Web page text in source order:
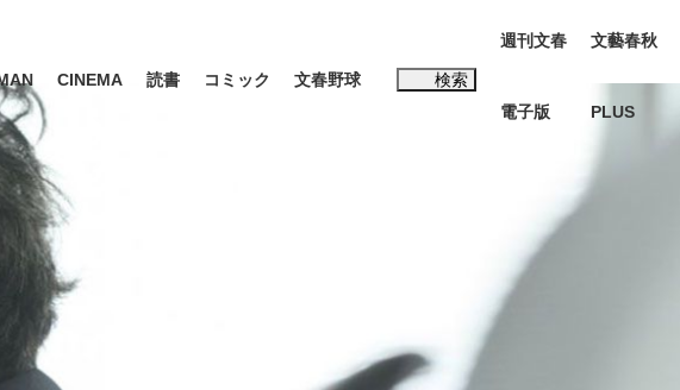
ジネス
CINEMA 読書 コミック 文春野球 検索
二 #内田有紀
週刊文春
電子版
文藝春秋
PLUS